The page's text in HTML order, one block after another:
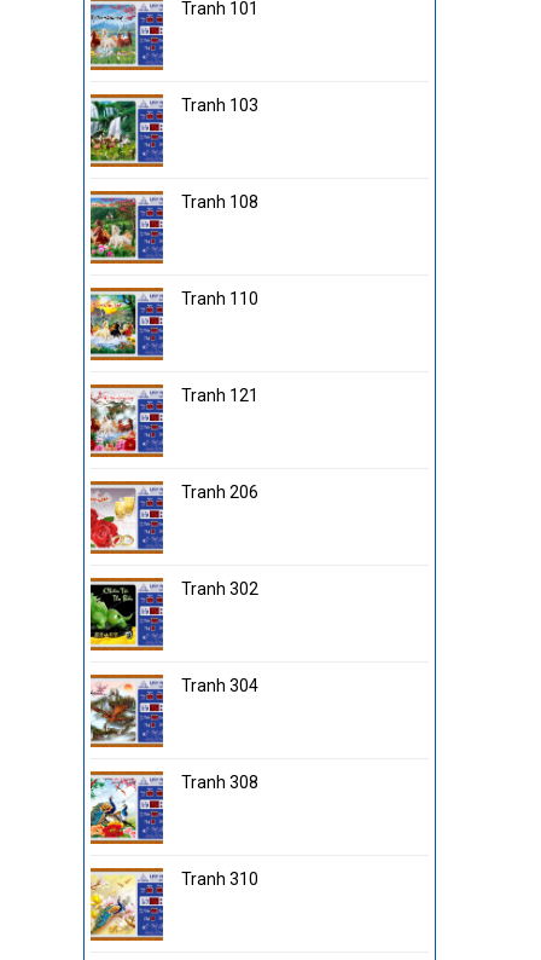
Tranh 101
Tranh 103
Tranh 108
Tranh 110
Tranh 121
Tranh 206
Tranh 302
Tranh 304
Tranh 308
Tranh 310